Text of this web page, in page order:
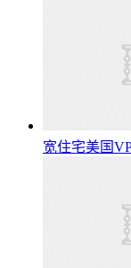
宽住宅美国